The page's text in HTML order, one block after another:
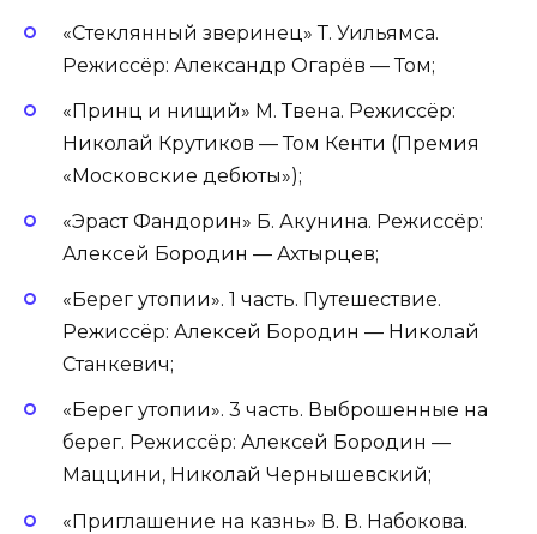
«Стеклянный зверинец» Т. Уильямса.
Режиссёр: Александр Огарёв — Том;
«Принц и нищий» М. Твена. Режиссёр:
Николай Крутиков — Том Кенти (Премия
«Московские дебюты»);
«Эраст Фандорин» Б. Акунина. Режиссёр:
Алексей Бородин — Ахтырцев;
«Берег утопии». 1 часть. Путешествие.
Режиссёр: Алексей Бородин — Николай
Станкевич;
«Берег утопии». 3 часть. Выброшенные на
берег. Режиссёр: Алексей Бородин —
Маццини, Николай Чернышевский;
«Приглашение на казнь» В. В. Набокова.